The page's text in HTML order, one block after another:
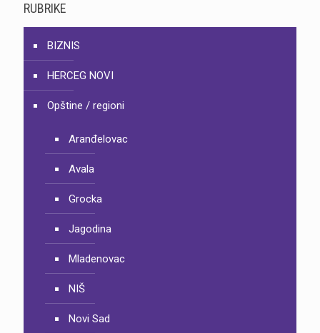
RUBRIKE
BIZNIS
HERCEG NOVI
Opštine / regioni
Aranđelovac
Avala
Grocka
Jagodina
Mladenovac
NIŠ
Novi Sad